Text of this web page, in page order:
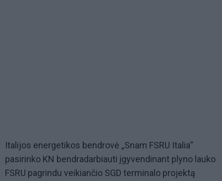
Italijos energetikos bendrovė „Snam FSRU Italia“
pasirinko KN bendradarbiauti įgyvendinant plyno lauko
FSRU pagrindu veikiančio SGD terminalo projektą